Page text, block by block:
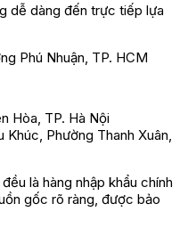
dễ dàng đến trực tiếp lựa
Phú Nhuận, TP. HCM
Hòa, TP. Hà Nội
Phường Thanh Xuân,
là hàng nhập khẩu chính
gốc rõ ràng, được bảo